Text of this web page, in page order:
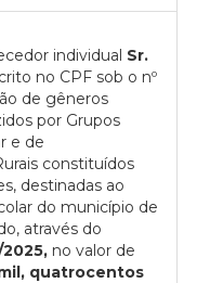
individual Sr.
no CPF sob o nº
de gêneros
por Grupos
e de
constituídos
destinadas ao
do município de
através do
no valor de
quatrocentos